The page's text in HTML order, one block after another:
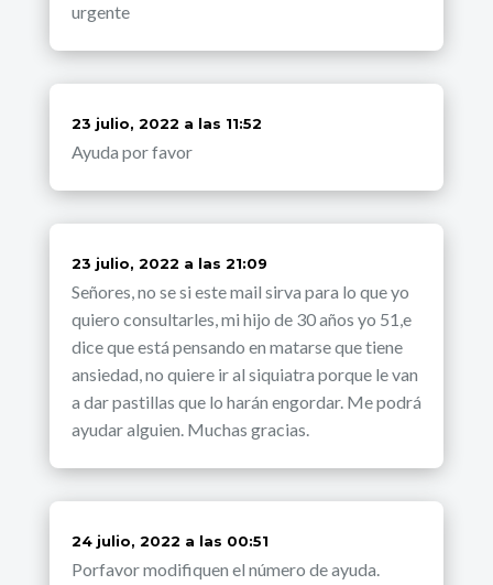
urgente
dice:
23 julio, 2022 a las 11:52
Ayuda por favor
dice:
23 julio, 2022 a las 21:09
Señores, no se si este mail sirva para lo que yo
quiero consultarles, mi hijo de 30 años yo 51,e
dice que está pensando en matarse que tiene
ansiedad, no quiere ir al siquiatra porque le van
a dar pastillas que lo harán engordar. Me podrá
ayudar alguien. Muchas gracias.
dice:
24 julio, 2022 a las 00:51
Porfavor modifiquen el número de ayuda.